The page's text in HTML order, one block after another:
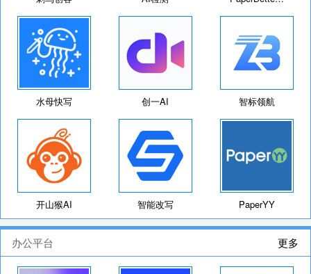
水母快写 创一AI 智标领航
开山猴AI 智能改写 PaperYY
办公平台 更多